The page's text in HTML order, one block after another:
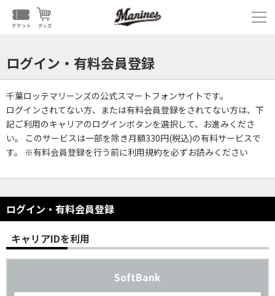
ログイン・有料会員登録
千葉ロッテマリーンズの公式スマートフォンサイトです。
ログインされてない方、または有料会員登録をされてない方は、下
記ご利用のキャリアのログインボタンを選択して、お進みくださ
い。 このサービスは一部を除き月額330円(税込)の有料サービスで
す。 ※有料会員登録を行う前に利用規約を必ずお読みください
ログイン・有料会員登録
キャリアIDを利用
SoftBank